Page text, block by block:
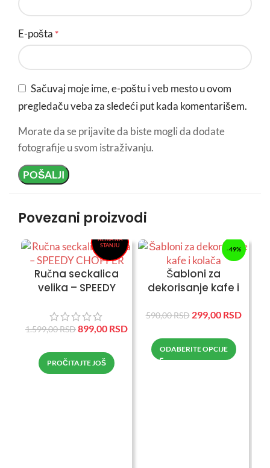
E-pošta *
Sačuvaj moje ime, e-poštu i veb mesto u ovom
pregledaču veba za sledeći put kada komentarišem.
Morate da se prijavite da biste mogli da dodate
fotografije u svom istraživanju.
Povezani proizvodi
-44%
NEMA NA
STANJU
Ručna seckalica
velika – SPEEDY
1.599,00RSD899,00 RSD
PROČITAJTE JOŠ
-49%
Šabloni za
dekorisanje kafe i
590,00RSD 299,00 RSD
ODABERITE OPCIJE